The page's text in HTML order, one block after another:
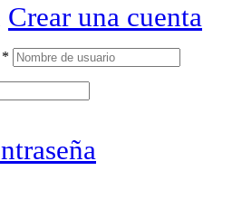
Crear una cuenta
*